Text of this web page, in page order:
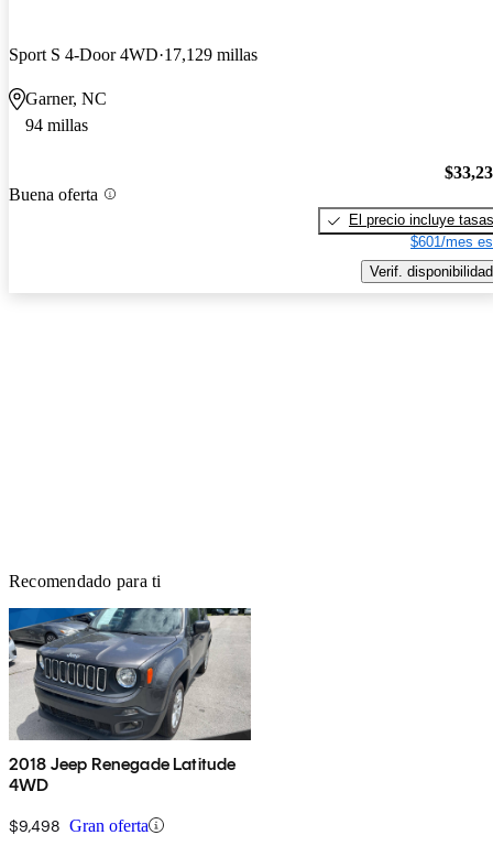
Sport S 4-Door 4WD 17,129 millas
Garner, NC
94 millas
Buena oferta
El precio incluye tasas
$601/mes
Verif. disponibilidad
Recomendado para ti
2018 Jeep Renegade Latitude
4WD
$9,498 Gran oferta